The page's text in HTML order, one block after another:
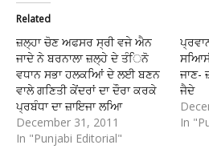
Related
ਜ਼ਲ੍ਹਾ ਚੋਣ ਅਫਸਰ ਸ੍ਰੀ ਵਜੇ ਐਨ
ਜਾਦੇ ਨੇ ਬਰਨਾਲਾ ਜ਼ਲ੍ਹੇ ਦੇ ਤੰਿਨੋ
ਵਧਾਨ ਸਭਾ ਹਲਕਆਿਂ ਦੇ ਲਈ ਬਣਨ
ਵਾਲੇ ਗਣਿਤੀ ਕੇਂਦਰਾਂ ਦਾ ਦੌਰਾ ਕਰਕੇ
ਪ੍ਰਬੰਧਾ ਦਾ ਜ਼ਾਇਜਾ ਲਆਿ
December 31, 2011
In "Punjabi Editorial"
ਜਾਣ-
ਜੈਦੇ
In